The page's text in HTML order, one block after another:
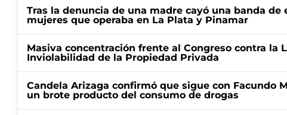
Tras la denuncia de una madre cayó una banda de
mujeres que operaba en La Plata y Pinamar
Masiva concentración frente al Congreso contra la
Inviolabilidad de la Propiedad Privada
Candela Arizaga confirmó que sigue con Facundo
un brote producto del consumo de drogas